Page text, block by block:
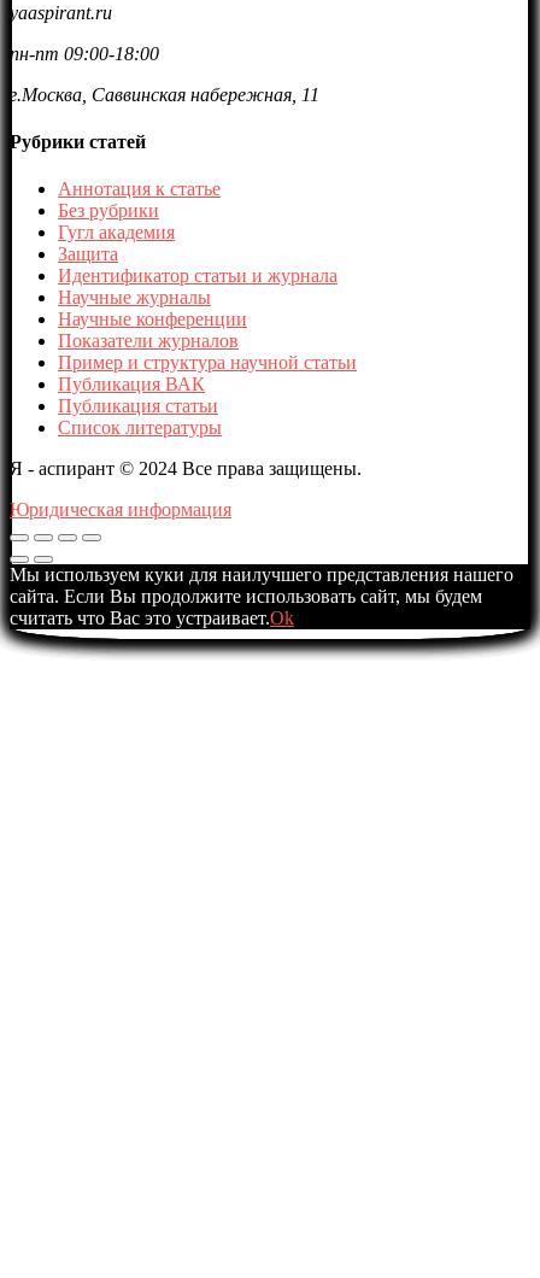
yaaspirant.ru
пн-пт 09:00-18:00
г.Москва, Саввинская набережная, 11
Рубрики статей
Аннотация к статье
Без рубрики
Гугл академия
Защита
Идентификатор статьи и журнала
Научные журналы
Научные конференции
Показатели журналов
Пример и структура научной статьи
Публикация ВАК
Публикация статьи
Список литературы
Я - аспирант © 2024 Все права защищены.
Юридическая информация
Мы используем куки для наилучшего представления нашего
сайта. Если Вы продолжите использовать сайт, мы будем
считать что Вас это устраивает.Ok